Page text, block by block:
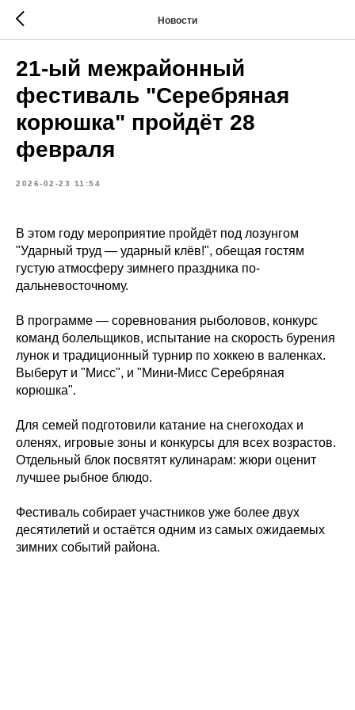
Новости
21-ый межрайонный
фестиваль "Серебряная
корюшка" пройдёт 28
февраля
2026-02-23 11:54
В этом году мероприятие пройдёт под лозунгом
"Ударный труд — ударный клёв!", обещая гостям
густую атмосферу зимнего праздника по-
дальневосточному.
В программе — соревнования рыболовов, конкурс
команд болельщиков, испытание на скорость бурения
лунок и традиционный турнир по хоккею в валенках.
Выберут и "Мисс", и "Мини-Мисс Серебряная
корюшка".
Для семей подготовили катание на снегоходах и
оленях, игровые зоны и конкурсы для всех возрастов.
Отдельный блок посвятят кулинарам: жюри оценит
лучшее рыбное блюдо.
Фестиваль собирает участников уже более двух
десятилетий и остаётся одним из самых ожидаемых
зимних событий района.